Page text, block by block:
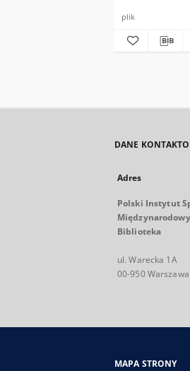
plik
DANE
Adres
Polski Instytut
Biblioteka
ul. Warecka 1A
00-950 Warszawa
MAPA STRONY